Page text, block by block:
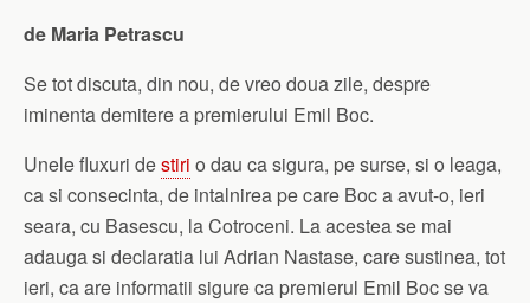
de Maria Petrascu
Se tot discuta, din nou, de vreo doua zile, despre
iminenta demitere a premierului Emil Boc.
Unele fluxuri destiri o dau ca sigura, pe surse, si o leaga,
ca si consecinta, de intalnirea pe care Boc a avut-o, ieri
seara, cu Basescu, la Cotroceni. La acestea se mai
adauga si declaratia lui Adrian Nastase, care sustinea, tot
ieri, ca are informatii sigure ca premierul Emil Boc se va